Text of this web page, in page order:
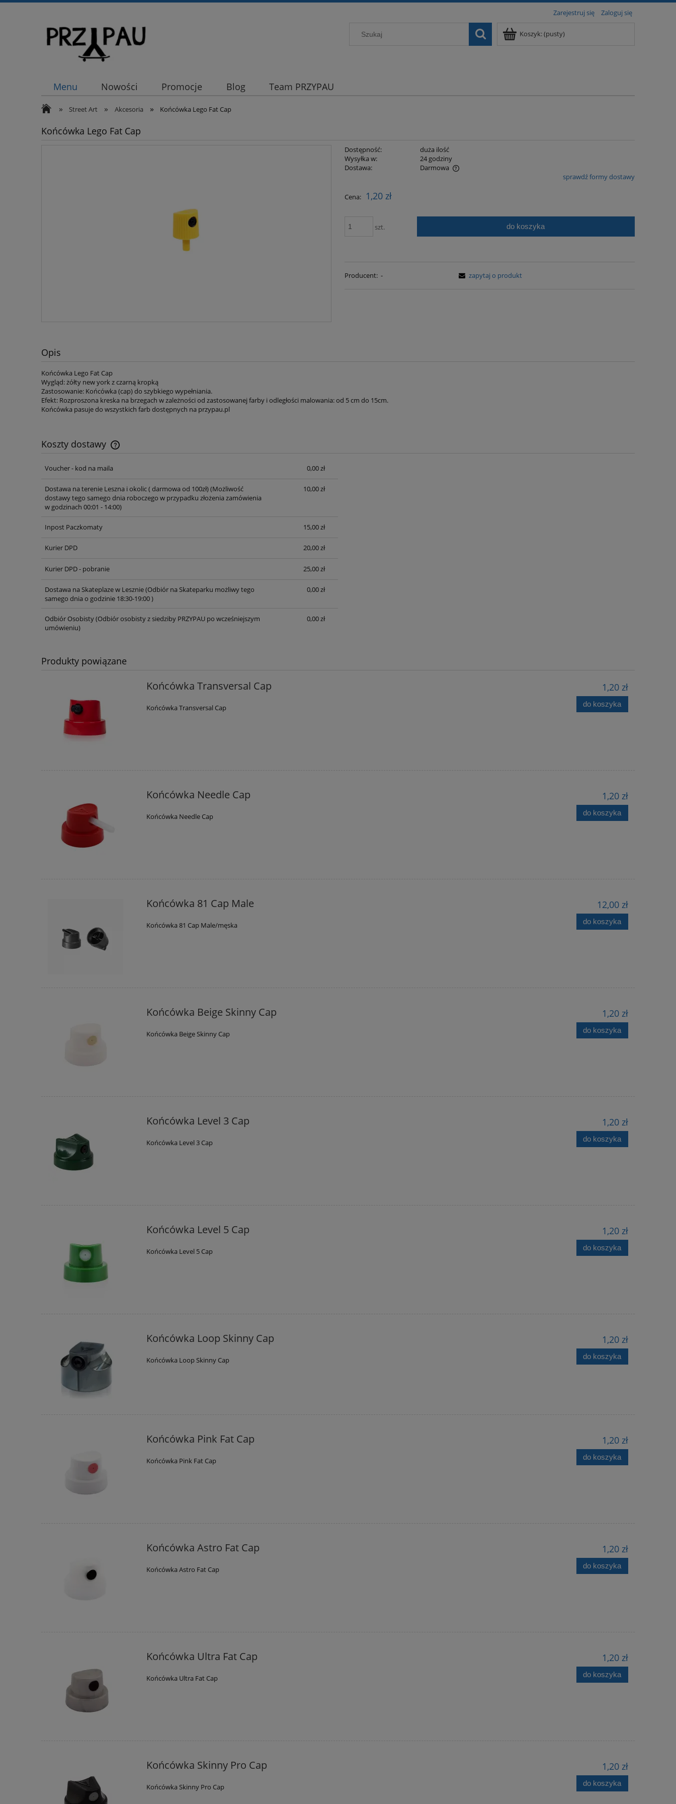
Zarejestruj się Zaloguj się
Koszyk:(pusty)
Menu Nowości Promocje Blog Team PRZYPAU
» Street Art » Akcesoria » Końcówka Lego Fat Cap
Końcówka Lego Fat Cap
Dostępność:
duża ilość
Wysyłka w:
24 godziny
Dostawa:
Darmowa
płatności
sprawdź formy dostawy
Cena: 1,20 zł
szt. do koszyka
Producent: - zapytaj o produkt
Opis
Końcówka Lego Fat Cap
Wygląd: żółty new york z czarną kropką
Zastosowanie: Końcówka (cap) do szybkiego wypełniania.
Efekt: Rozproszona kreska na brzegach w zależności od zastosowanej farby i odległości malowania: od 5 cm do 15cm.
Końcówka pasuje do wszystkich farb dostępnych na przypau.pl
Koszty dostawy
Voucher - kod na maila 0,00 zł
Dostawa na terenie Leszna i okolic ( darmowa od 100zł)(Możliwość
dostawy tego samego dnia roboczego w przypadku złożenia zamówienia
w godzinach 00:01 - 14:00)
10,00 zł
Inpost Paczkomaty 15,00 zł
Kurier DPD 20,00 zł
Kurier DPD - pobranie 25,00 zł
Dostawa na Skateplaze w Lesznie(Odbiór na Skateparku możliwy tego
samego dnia o godzinie 18:30-19:00 )
0,00 zł
Odbiór Osobisty(Odbiór osobisty z siedziby PRZYPAU po wcześniejszym
umówieniu)
0,00 zł
Produkty powiązane
Końcówka Transversal Cap
Końcówka Transversal Cap
1,20 zł
do koszyka
Końcówka Needle Cap
Końcówka Needle Cap
1,20 zł
do koszyka
Końcówka 81 Cap Male
Końcówka 81 Cap Male/męska
12,00 zł
do koszyka
Końcówka Beige Skinny Cap
Końcówka Beige Skinny Cap
1,20 zł
do koszyka
Końcówka Level 3 Cap
Końcówka Level 3 Cap
1,20 zł
do koszyka
Końcówka Level 5 Cap
Końcówka Level 5 Cap
1,20 zł
do koszyka
Końcówka Loop Skinny Cap
Końcówka Loop Skinny Cap
1,20 zł
do koszyka
Końcówka Pink Fat Cap
Końcówka Pink Fat Cap
1,20 zł
do koszyka
Końcówka Astro Fat Cap
Końcówka Astro Fat Cap
1,20 zł
do koszyka
Końcówka Ultra Fat Cap
Końcówka Ultra Fat Cap
1,20 zł
do koszyka
Końcówka Skinny Pro Cap
Końcówka Skinny Pro Cap
1,20 zł
do koszyka